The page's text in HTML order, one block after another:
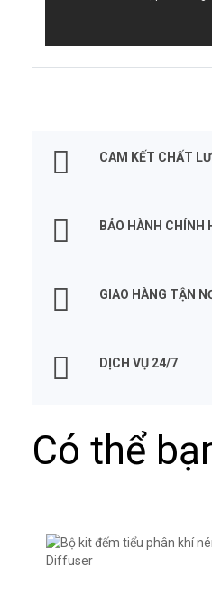
CAM KẾT CHẤT
BẢO HÀNH CHÍNH
GIAO HÀNG TẬN
DỊCH VỤ 24/7
Có thể